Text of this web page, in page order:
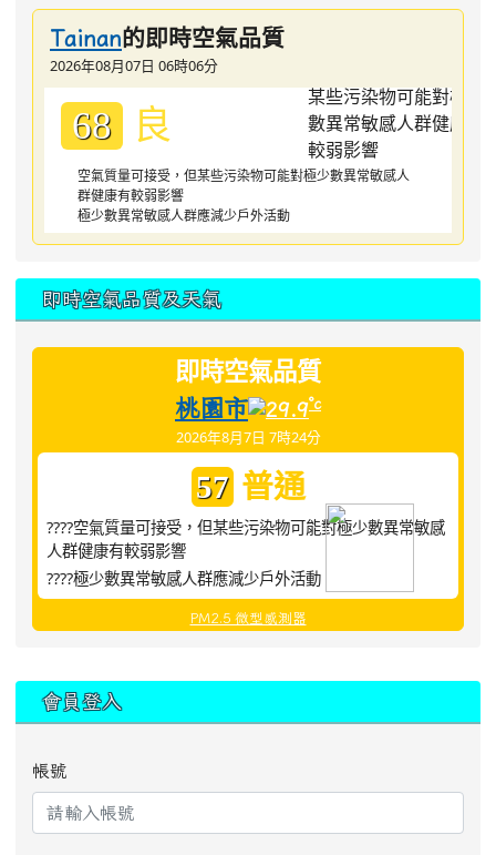
Tainan的即時空氣品質
2026年08月07日 06時06分
68 良
空氣質量可接受，但某些污染物可能對極少數異常敏感人
群健康有較弱影響
極少數異常敏感人群應減少戶外活動
即時空氣品質及天氣
即時空氣品質
桃園市 29.9°c
2026年8月7日 7時24分
57 普通
????空氣質量可接受，但某些污染物可能對極少數異常敏感
人群健康有較弱影響
????極少數異常敏感人群應減少戶外活動
PM2.5 微型感測器
會員登入
帳號